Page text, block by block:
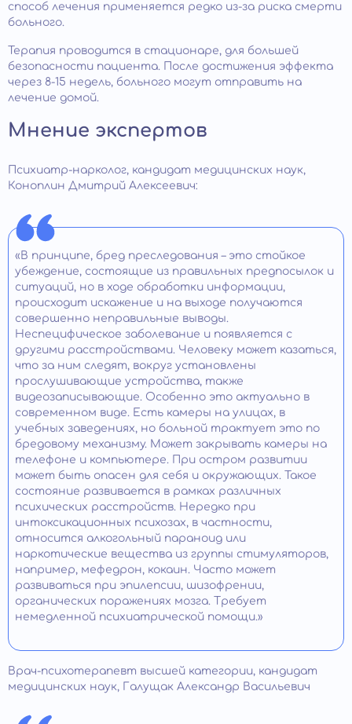
способ лечения применяется редко из-за риска смерти
больного.
Терапия проводится в стационаре, для большей
безопасности пациента. После достижения эффекта
через 8-15 недель, больного могут отправить на
лечение домой.
Мнение экспертов
Психиатр-нарколог, кандидат медицинских наук,
Коноплин Дмитрий Алексеевич:
«В принципе, бред преследования – это стойкое
убеждение, состоящие из правильных предпосылок и
ситуаций, но в ходе обработки информации,
происходит искажение и на выходе получаются
совершенно неправильные выводы.
Неспецифическое заболевание и появляется с
другими расстройствами. Человеку может казаться,
что за ним следят, вокруг установлены
прослушивающие устройства, также
видеозаписывающие. Особенно это актуально в
современном виде. Есть камеры на улицах, в
учебных заведениях, но больной трактует это по
бредовому механизму. Может закрывать камеры на
телефоне и компьютере. При остром развитии
может быть опасен для себя и окружающих. Такое
состояние развивается в рамках различных
психических расстройств. Нередко при
интоксикационных психозах, в частности,
относится алкогольный параноид или
наркотические вещества из группы стимуляторов,
например, мефедрон, кокаин. Часто может
развиваться при эпилепсии, шизофрении,
органических поражениях мозга. Требует
немедленной психиатрической помощи.»
Врач-психотерапевт высшей категории, кандидат
медицинских наук, Галущак Александр Васильевич